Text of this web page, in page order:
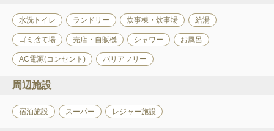
水洗トイレ ランドリー 炊事棟・炊事場 給湯
ゴミ捨て場 売店・自販機 シャワー お風呂
AC電源(コンセント) バリアフリー
周辺施設
宿泊施設 スーパー レジャー施設